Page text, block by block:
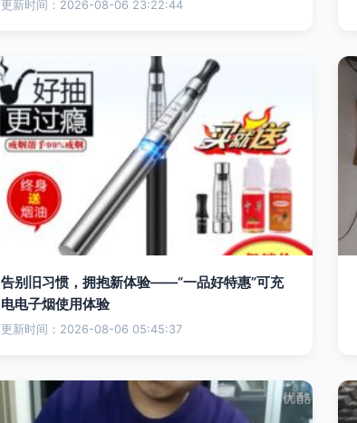
更新时间：2026-08-06 23:22:44
告别旧习惯，拥抱新体验——“一品好特惠”可充
电电子烟使用体验
更新时间：2026-08-06 05:45:37